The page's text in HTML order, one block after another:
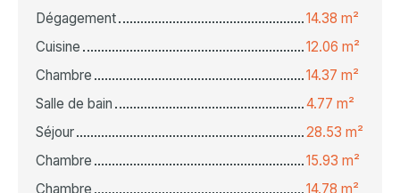
Dégagement
14.38 m²
Cuisine
12.06 m²
Chambre
14.37 m²
Salle de bain
4.77 m²
Séjour
28.53 m²
Chambre
15.93 m²
Chambre
14.78 m²